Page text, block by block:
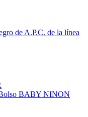
de A.P.C. de la línea
BABY NINON